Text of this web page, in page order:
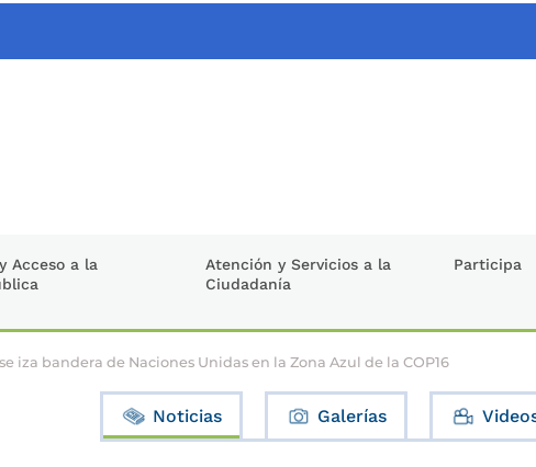
Acceso a la
Atención y Servicios a la
Ciudadanía
Participa
iza bandera de Naciones Unidas en la Zona Azul de la COP16
Noticias Galerías